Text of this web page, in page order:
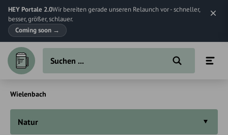
HEY Portale 2.0Wir bereiten gerade unseren Relaunch vor - schneller,
besser, größer, schlauer.
Coming soon →
Wielenbach
Natur